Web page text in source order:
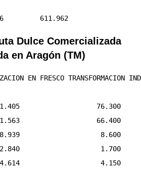
Dulce Comercializada
en Aragón (TM)
EN FRESCO TRANSFORMACION
76.300
66.400
8.600
2.840                    1.700
4.150